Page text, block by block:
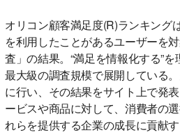
オリコン顧客満足度(R)ランキング
を利用したことがあるユーザーを
査」の結果。“満足を情報化する”
最大級の調査規模で展開している
に行い、その結果をサイト上で発
ービスや商品に対して、消費者の
れらを提供する企業の成長に貢献